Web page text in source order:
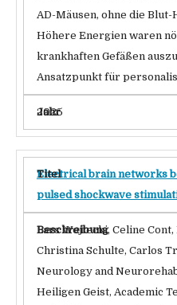
AD-Mäusen, ohne die
Höhere Energien waren
krankhaften Gefäßen
Ansatzpunkt für
2025
Electrical brain networks
pulsed shockwave
Lars Wojtecki, Celine Cont,
Christina Schulte, Carlos
Neurology and
Heiligen Geist, Academic